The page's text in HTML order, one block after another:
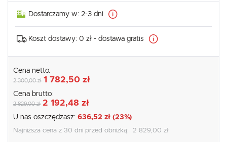
Dostarczamy w: 2-3 dni
Koszt dostawy: 0 zł - dostawa gratis
Cena netto:
2 300,00 zł 1 782,50 zł
Cena brutto:
2 829,00 zł 2 192,48 zł
U nas oszczędzasz: 636,52 zł (23%)
Najniższa cena z 30 dni przed obniżką: 2 829,00 zł